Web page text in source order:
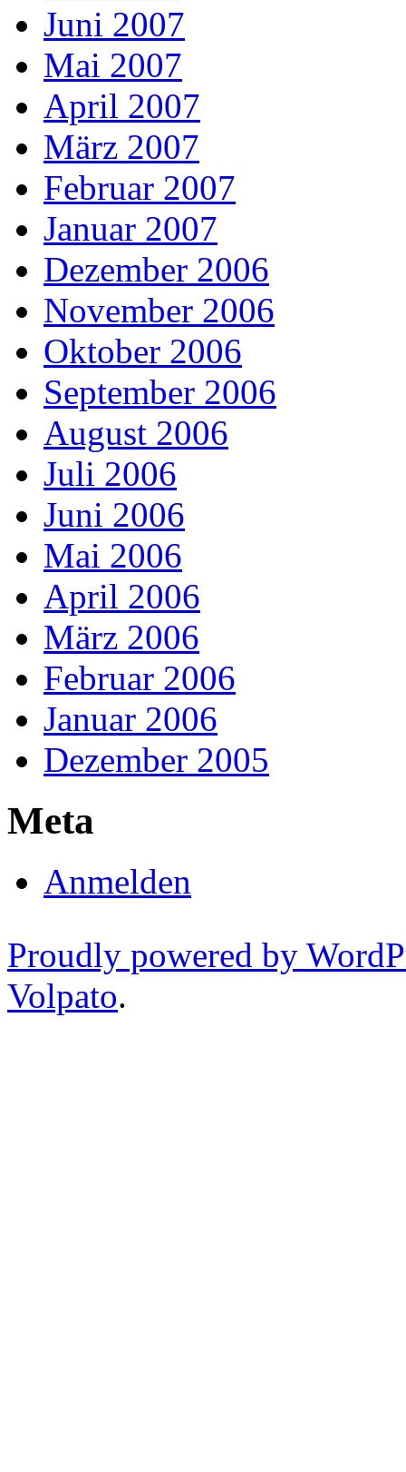
Juni 2007
Mai 2007
April 2007
März 2007
Februar 2007
Januar 2007
Dezember 2006
November 2006
Oktober 2006
September 2006
August 2006
Juli 2006
Juni 2006
Mai 2006
April 2006
März 2006
Februar 2006
Januar 2006
Dezember 2005
Meta
Anmelden
Proudly powered by
Volpato.